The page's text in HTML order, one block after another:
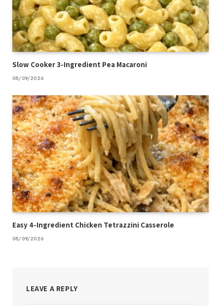
Slow Cooker 3-Ingredient Pea Macaroni
08/09/2026
Easy 4-Ingredient Chicken Tetrazzini Casserole
08/09/2026
LEAVE A REPLY